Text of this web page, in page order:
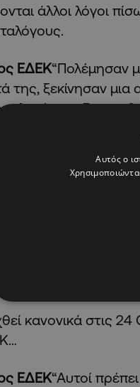
άλλοι λόγοι
ΕΔΕΚ“Πολέμησαν
ξεκίνησαν μια
και δεν
ΕΔΕΚ
διαδικασίες σε
Ευαγγέλιο το
το παγκύπριο
κανονικά στις
ΕΔΕΚ“Αυτοί
Αυτός ο